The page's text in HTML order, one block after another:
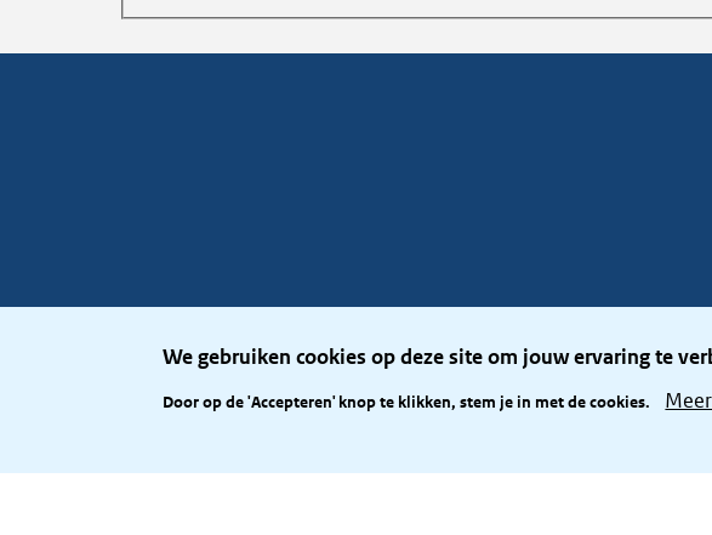
We gebruiken cookies op deze site om jouw ervaring te
Door op de 'Accepteren' knop te klikken, stem je in met de cookies.